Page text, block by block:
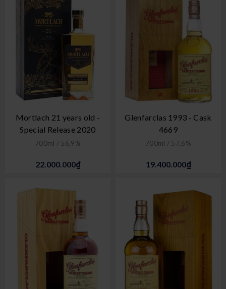
Mortlach 21 years old -
Special Release 2020
700ml / 56,9%
22.000.000₫
Glenfarclas 1993 - Cask
4669
700ml / 57,6%
19.400.000₫